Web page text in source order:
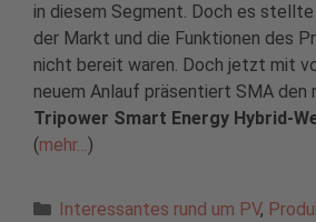
in diesem Segment. Doch es stellte
der Markt und die Funktionen des
nicht bereit waren. Doch jetzt mit
neuem Anlauf präsentiert SMA den
Tripower Smart Energy Hybrid-
(mehr…)
Kategorien
Interessantes rund um PV,